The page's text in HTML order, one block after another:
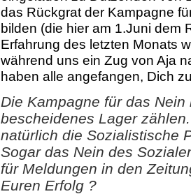
das Rückgrat der Kampagne
bilden (die hier am 1.Juni dem
Erfahrung des letzten Monats
während uns ein Zug von Aja
haben alle angefangen, Dich
Die Kampagne für das
bescheidenes Lager
natürlich die Sozialistische
Sogar das Nein des
für Meldungen in den
Euren Erfolg ?